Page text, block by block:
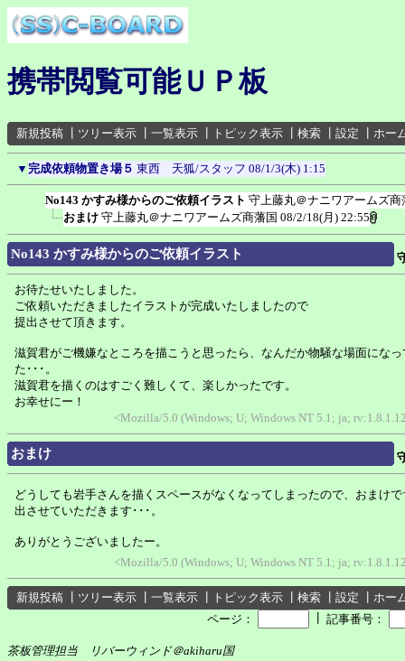
携帯閲覧可能ＵＰ板
新規投稿 ツリー表示 一覧表示 トピック表示 検索 設定 ホー
▼ 完成依頼物置き場５ 東西 天狐/スタッフ 08/1/3(木) 1:15
No143 かすみ様からのご依頼イラスト 守上藤丸＠ナニワアームズ商
おまけ 守上藤丸＠ナニワアームズ商藩国 08/2/18(月) 22:55
No143 かすみ様からのご依頼イラスト
お待たせいたしました。
ご依頼いただきましたイラストが完成いたしましたので
提出させて頂きます。
滋賀君がご機嫌なところを描こうと思ったら、なんだか物騒な場面にな
た･･･。
滋賀君を描くのはすごく難しくて、楽しかったです。
お幸せにー！
<Mozilla/5.0 (Windows; U; Windows NT 5.1; ja;
おまけ
どうしても岩手さんを描くスペースがなくなってしまったので、おまけ
出させていただきます･･･。
ありがとうございましたー。
<Mozilla/5.0 (Windows; U; Windows NT 5.1; ja;
新規投稿 ツリー表示 一覧表示 トピック表示 検索 設定
ホー
ページ：
記事番号：
茶板管理担当 リバーウィンド＠akiharu国